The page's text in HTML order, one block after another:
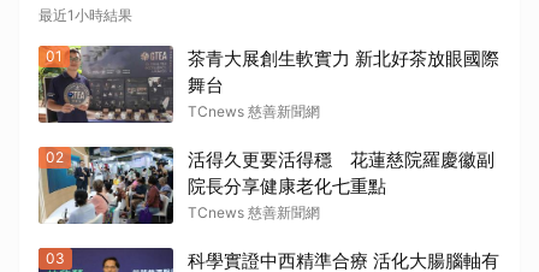
最近1小時結果
01
茶青大展創生軟實力 新北好茶放眼國際
舞台
TCnews 慈善新聞網
02
活得久更要活得穩 花蓮慈院羅慶徽副
院長分享健康老化七重點
TCnews 慈善新聞網
03
科學實證中西精準合療 活化大腸腦軸有